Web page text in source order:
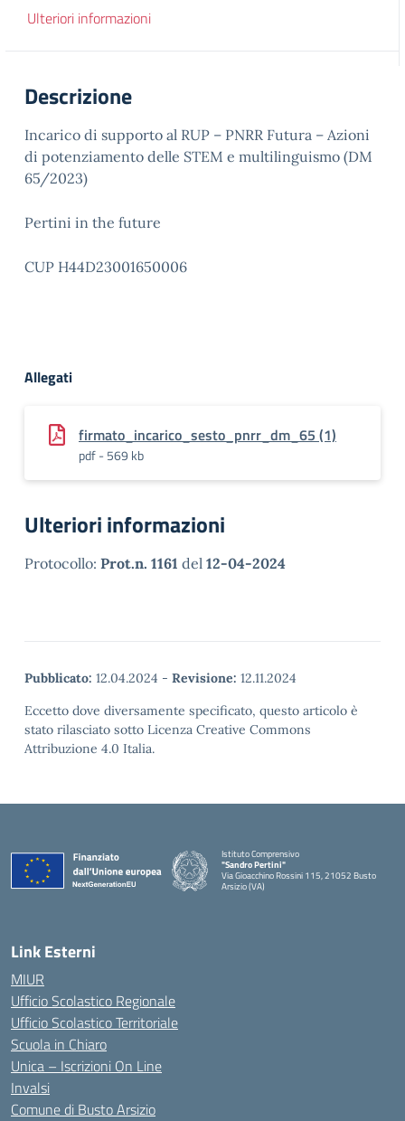
Ulteriori informazioni
Descrizione
Incarico di supporto al RUP – PNRR Futura – Azioni
di potenziamento delle STEM e multilinguismo (DM
65/2023)
Pertini in the future
CUP H44D23001650006
Allegati
firmato_incarico_sesto_pnrr_dm_65 (1)
pdf - 569 kb
Ulteriori informazioni
Protocollo: Prot.n. 1161 del 12-04-2024
Pubblicato: 12.04.2024 - Revisione: 12.11.2024
Eccetto dove diversamente specificato, questo articolo è
stato rilasciato sotto Licenza Creative Commons
Attribuzione 4.0 Italia.
Istituto Comprensivo
"Sandro Pertini"
Via Gioacchino Rossini 115, 21052 Busto
Arsizio (VA)
Link Esterni
MIUR
Ufficio Scolastico Regionale
Ufficio Scolastico Territoriale
Scuola in Chiaro
Unica – Iscrizioni On Line
Invalsi
Comune di Busto Arsizio